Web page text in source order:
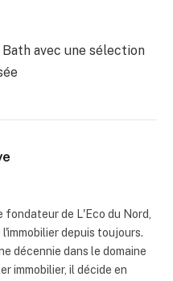
Bath avec une sélection
fondateur de L'Eco du Nord,
depuis toujours.
décennie dans le domaine
immobilier, il décide en